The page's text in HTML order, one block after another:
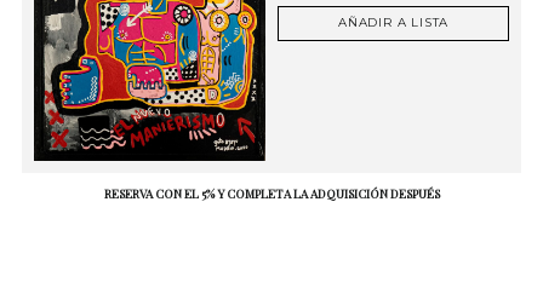
AÑADIR A LISTA
RESERVA CON EL 5% Y COMPLETA LA ADQUISICIÓN DESPUÉS